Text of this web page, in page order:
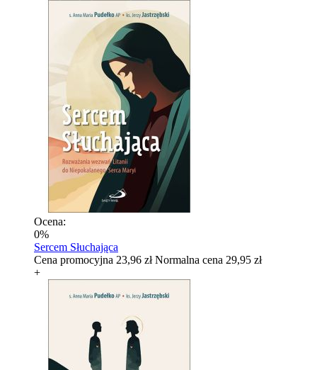
Ocena:
0%
Sercem Słuchająca
Cena promocyjna 23,96 zł Normalna cena 29,95 zł
+